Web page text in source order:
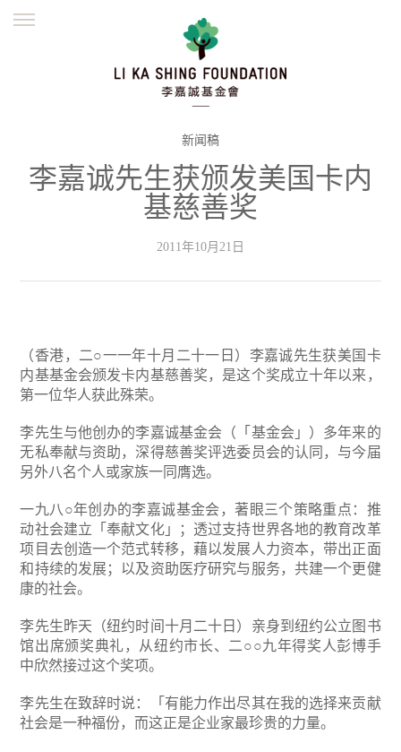
並肩同行
繁體
新闻稿
李嘉诚先生获颁发美国卡内
基慈善奖
2011年10月21日
（香港，二○一一年十月二十一日）李嘉诚先生获美国卡
内基基金会颁发卡内基慈善奖，是这个奖成立十年以来，
第一位华人获此殊荣。
李先生与他创办的李嘉诚基金会（「基金会」）多年来的
无私奉献与资助，深得慈善奖评选委员会的认同，与今届
另外八名个人或家族一同膺选。
一九八○年创办的李嘉诚基金会，著眼三个策略重点：推
动社会建立「奉献文化」；透过支持世界各地的教育改革
项目去创造一个范式转移，藉以发展人力资本，带出正面
和持续的发展；以及资助医疗研究与服务，共建一个更健
康的社会。
李先生昨天（纽约时间十月二十日）亲身到纽约公立图书
馆出席颁奖典礼，从纽约市长、二○○九年得奖人彭博手
中欣然接过这个奖项。
李先生在致辞时说：「有能力作出尽其在我的选择来贡献
社会是一种福份，而这正是企业家最珍贵的力量。